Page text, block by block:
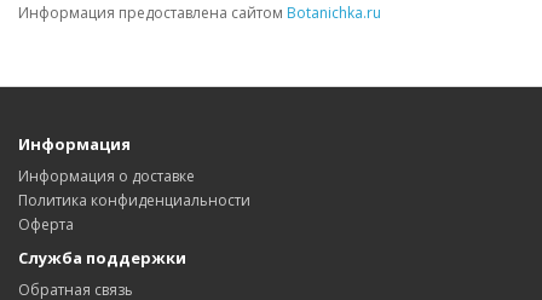
Информация предоставлена сайтом Botanichka.ru
Информация
Информация о доставке
Политика конфиденциальности
Оферта
Служба поддержки
Обратная связь